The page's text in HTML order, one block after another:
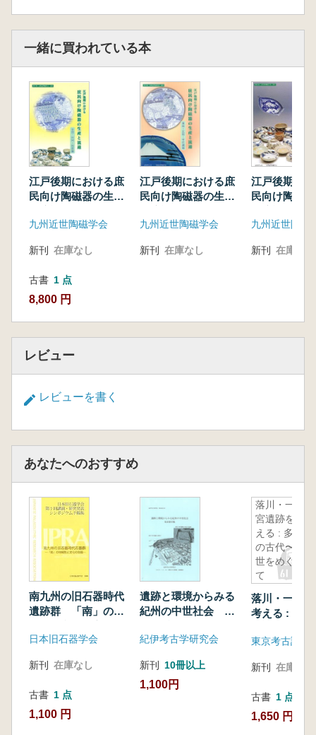
一緒に買われている本
江戸後期における庶
民向け陶磁器の生産
関西編)
九州近世陶磁学会
新刊 在庫なし
古書 1 点
8,800 円
江戸後期における庶
民向け陶磁器の生産
甲信越編)
九州近世陶磁学会
新刊 在庫なし
江戸後期に
民向け陶磁
九州近世陶磁
新刊 在庫なし
レビュー
レビューを書く
あなたへのおすすめ
南九州の旧石器時代
遺跡群 「南」の地
日本旧石器学会
新刊 在庫なし
古書 1 点
1,100 円
遺跡と環境からみる
紀州の中世社会 発
紀伊考古学研究会
新刊 10冊以上
1,100円
落川・一の
宮遺跡を考
える : 多摩
の古代〜中
世をめぐっ
て
落川・一の
考える : 多摩
東京考古談話
新刊 在庫なし
古書 1 点
1,650 円